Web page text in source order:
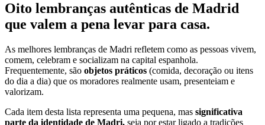
Oito lembranças autênticas de Madrid
que valem a pena levar para casa.
As melhores lembranças de Madri refletem como as pessoas vivem,
comem, celebram e socializam na capital espanhola.
Frequentemente, são objetos práticos (comida, decoração ou itens
do dia a dia) que os moradores realmente usam, presenteiam e
valorizam.
Cada item desta lista representa uma pequena, mas significativa
parte da identidade de Madri, seja por estar ligado a tradições